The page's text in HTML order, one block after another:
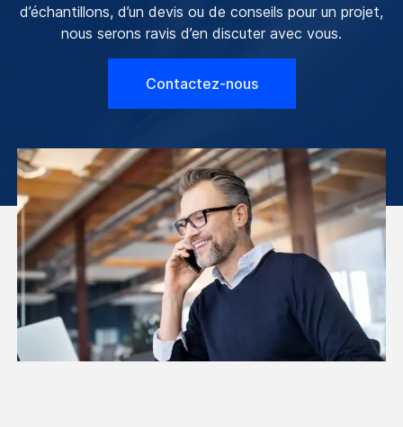
d’échantillons, d’un devis ou de conseils pour un projet,
nous serons ravis d’en discuter avec vous.
Contactez-nous